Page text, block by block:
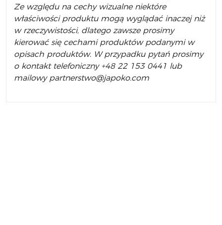
Ze względu na cechy wizualne niektóre
właściwości produktu mogą wyglądać inaczej niż
w rzeczywistości, dlatego zawsze prosimy
kierować się cechami produktów podanymi w
opisach produktów. W przypadku pytań prosimy
o kontakt telefoniczny +48 22 153 0441 lub
mailowy partnerstwo@japoko.com